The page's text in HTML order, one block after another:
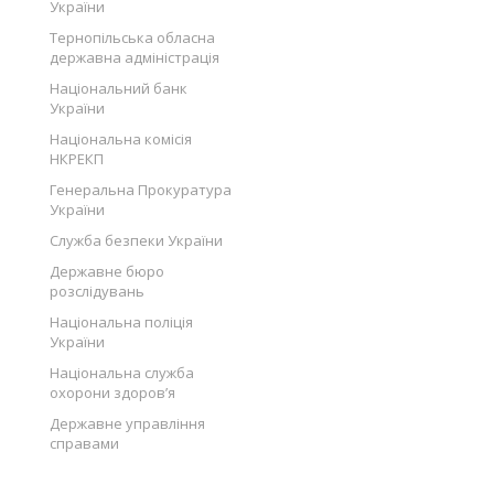
України
Тернопільська обласна
державна адміністрація
Національний банк
України
Національна комісія
НКРЕКП
Генеральна Прокуратура
України
Служба безпеки України
Державне бюро
розслідувань
Національна поліція
України
Національна служба
охорони здоров’я
Державне управління
справами